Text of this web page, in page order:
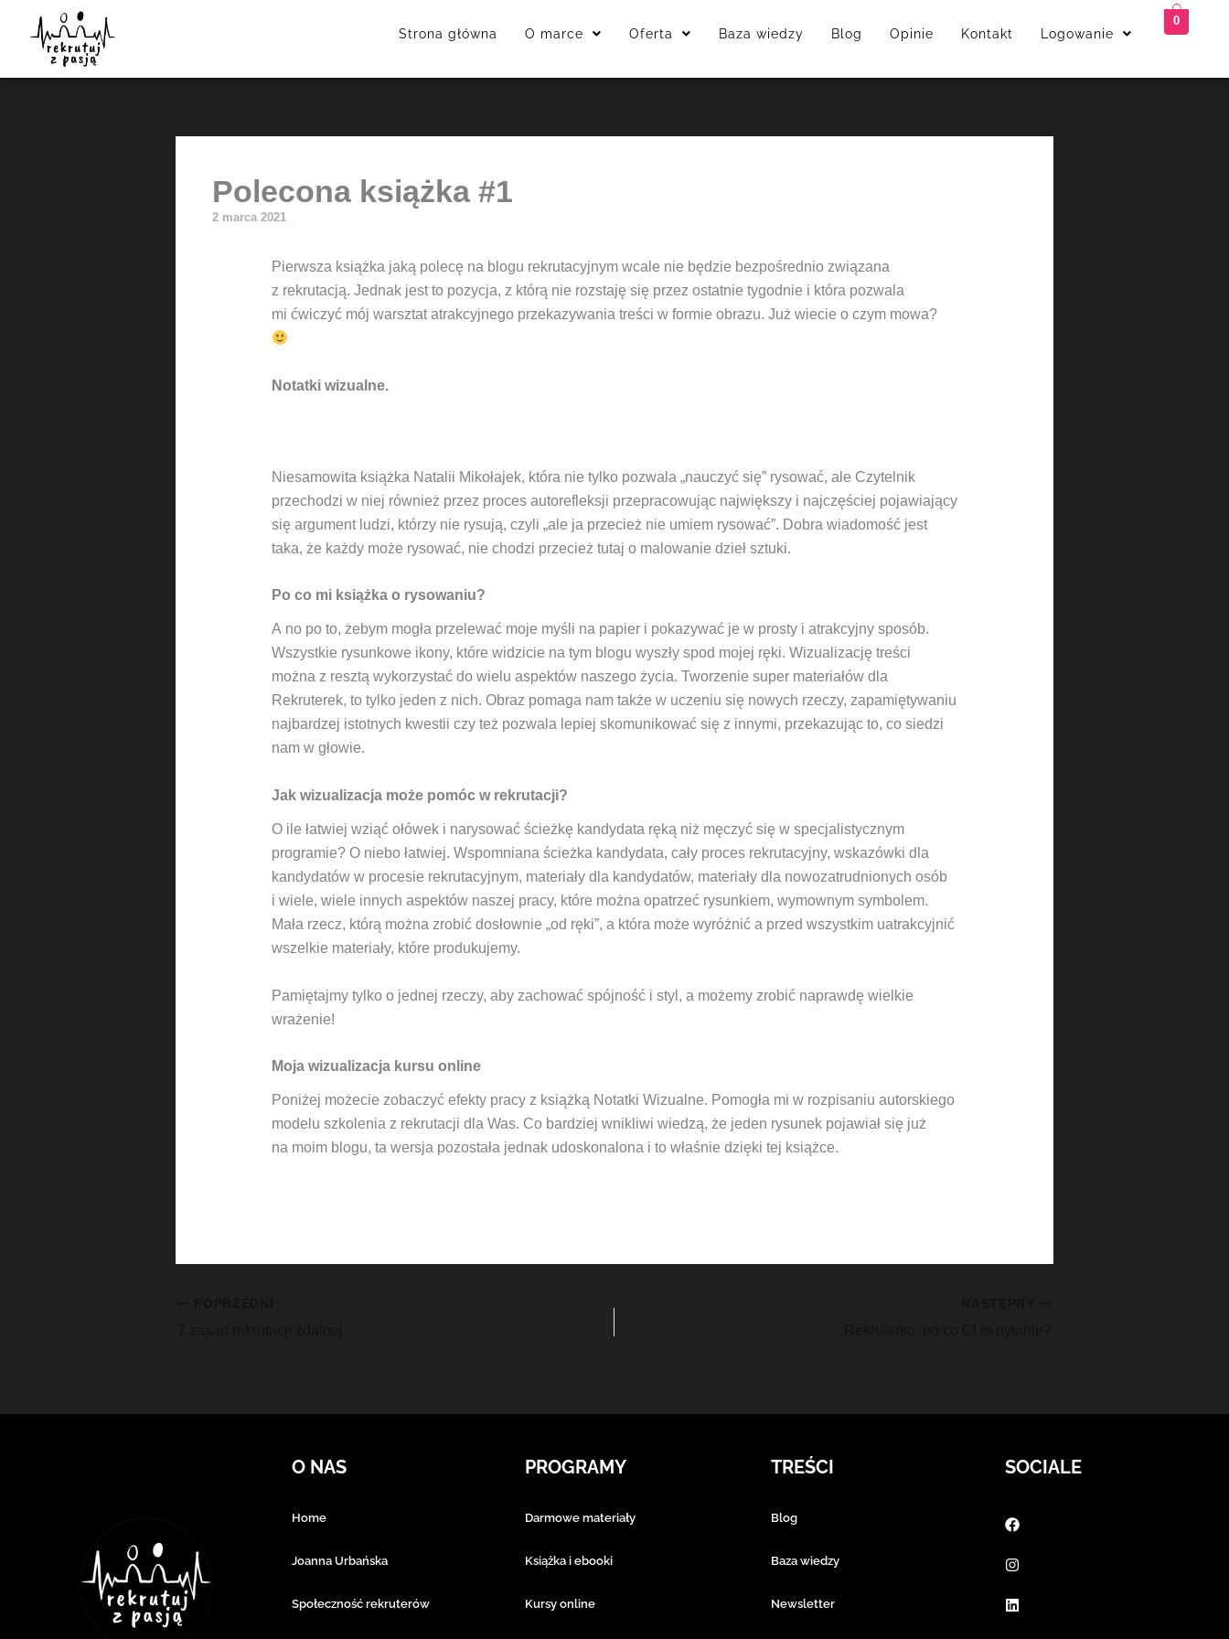
Strona główna O marce Oferta Baza wiedzy Blog Opinie Kontakt Logowanie
0
Polecona książka #1
2 marca 2021
Pierwsza książka jaką polecę na blogu rekrutacyjnym wcale nie będzie bezpośrednio związana
z rekrutacją. Jednak jest to pozycja, z którą nie rozstaję się przez ostatnie tygodnie i która pozwala
mi ćwiczyć mój warsztat atrakcyjnego przekazywania treści w formie obrazu. Już wiecie o czym mowa?
Notatki wizualne.
Niesamowita książka Natalii Mikołajek, która nie tylko pozwala „nauczyć się” rysować, ale Czytelnik
przechodzi w niej również przez proces autorefleksji przepracowując największy i najczęściej pojawiający
się argument ludzi, którzy nie rysują, czyli „ale ja przecież nie umiem rysować”. Dobra wiadomość jest
taka, że każdy może rysować, nie chodzi przecież tutaj o malowanie dzieł sztuki.
Po co mi książka o rysowaniu?
A no po to, żebym mogła przelewać moje myśli na papier i pokazywać je w prosty i atrakcyjny sposób.
Wszystkie rysunkowe ikony, które widzicie na tym blogu wyszły spod mojej ręki. Wizualizację treści
można z resztą wykorzystać do wielu aspektów naszego życia. Tworzenie super materiałów dla
Rekruterek, to tylko jeden z nich. Obraz pomaga nam także w uczeniu się nowych rzeczy, zapamiętywaniu
najbardzej istotnych kwestii czy też pozwala lepiej skomunikować się z innymi, przekazując to, co siedzi
nam w głowie.
Jak wizualizacja może pomóc w rekrutacji?
O ile łatwiej wziąć ołówek i narysować ścieżkę kandydata ręką niż męczyć się w specjalistycznym
programie? O niebo łatwiej. Wspomniana ścieżka kandydata, cały proces rekrutacyjny, wskazówki dla
kandydatów w procesie rekrutacyjnym, materiały dla kandydatów, materiały dla nowozatrudnionych osób
i wiele, wiele innych aspektów naszej pracy, które można opatrzeć rysunkiem, wymownym symbolem.
Mała rzecz, którą można zrobić dosłownie „od ręki”, a która może wyróżnić a przed wszystkim uatrakcyjnić
wszelkie materiały, które produkujemy.
Pamiętajmy tylko o jednej rzeczy, aby zachować spójność i styl, a możemy zrobić naprawdę wielkie
wrażenie!
Moja wizualizacja kursu online
Poniżej możecie zobaczyć efekty pracy z książką Notatki Wizualne. Pomogła mi w rozpisaniu autorskiego
modelu szkolenia z rekrutacji dla Was. Co bardziej wnikliwi wiedzą, że jeden rysunek pojawiał się już
na moim blogu, ta wersja pozostała jednak udoskonalona i to właśnie dzięki tej książce.
O NAS
Home
Joanna Urbańska
Społeczność rekruterów
PROGRAMY
Darmowe materiały
Książka i ebooki
Kursy online
TREŚCI
Blog
Baza wiedzy
Newsletter
SOCIALE